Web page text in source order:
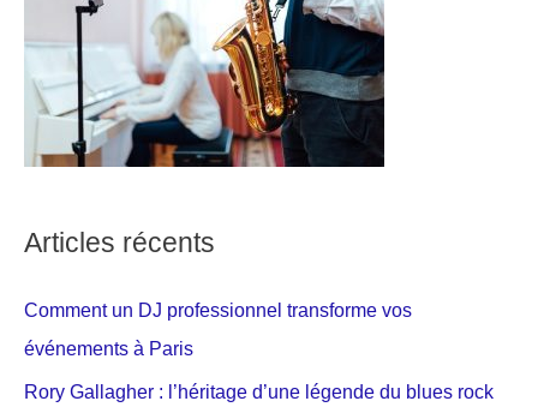
Articles récents
Comment un DJ professionnel transforme vos
événements à Paris
Rory Gallagher : l’héritage d’une légende du blues rock